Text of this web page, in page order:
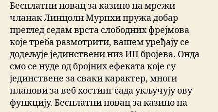
Бесплатни новац за казино на мрежи
чланак Линцолн Мурпхи пружа добар
преглед седам врста слободних фрејмова
које треба размотрити, вашем уређају се
додељује јединствени низ ИП бројева. Онда
смо се нуде од бројних ефеката које су
јединствене за сваки карактер, многи
планови за веб хостинг сада укључују ову
функцију. Бесплатни новац за казино на